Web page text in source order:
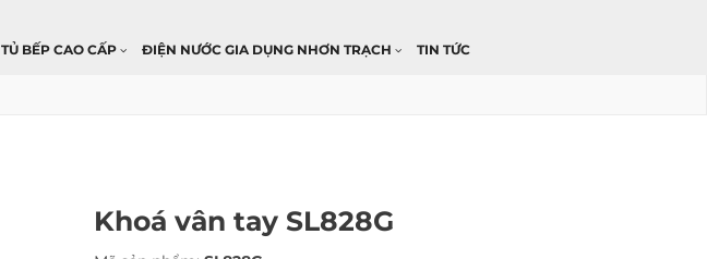
TỦ BẾP CAO CẤP ĐIỆN NƯỚC GIA DỤNG NHƠN TRẠCH TIN TỨC
Khoá vân tay SL828G